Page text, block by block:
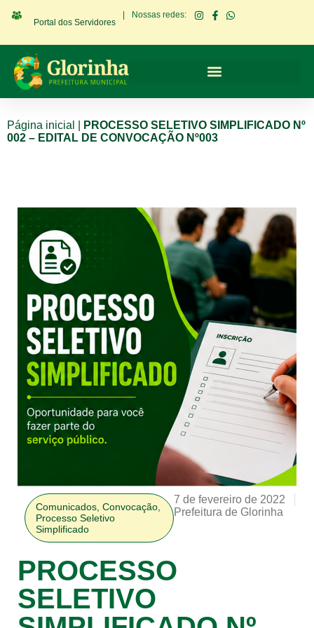
Portal dos Servidores
Nossas redes:
Página inicial
PROCESSO SELETIVO SIMPLIFICADO Nº
002 – EDITAL DE CONVOCAÇÃO Nº003
Comunicados Convocação
Processo Seletivo
Simplificado
7 de fevereiro de 2022
Prefeitura de Glorinha
PROCESSO
SELETIVO